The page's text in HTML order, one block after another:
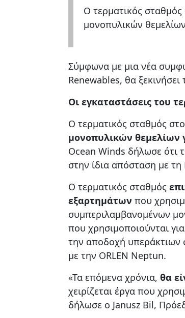
Ο τερματικός
μονοπυλικών
Σύμφωνα με μια νέα
Renewables, θα
Οι εγκαταστάσεις του
Ο τερματικός σταθμός
μονοπυλικών θεμελίων
Ocean Winds δήλωσε ότι
στην ίδια απόσταση με
Ο τερματικός σταθμός
εξαρτημάτων που
συμπεριλαμβανομένων
που χρησιμοποιούνται
την αποδοχή
με την ORLEN Neptun.
«Τα επόμενα χρόνια, θα
χειρίζεται έργα που
δήλωσε ο Janusz Bil,